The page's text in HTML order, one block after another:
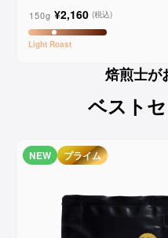
150g ¥2,160 (税込)
Light Roast
焙煎士が
ベスト
NEW プライム